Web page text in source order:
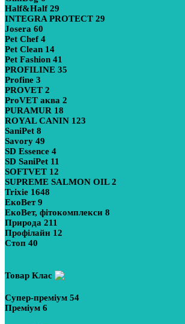
Half&Half 29
INTEGRA PROTECT 29
Josera 60
Pet Chef 4
Pet Clean 14
Pet Fashion 41
PROFILINE 35
Profine 3
PROVET 2
ProVET аква 2
PURAMUR 18
ROYAL CANIN 123
SaniPet 8
Savory 49
SD Essence 4
SD SaniPet 11
SOFTVET 12
SUPREME SALMON OIL2
Trixie 1648
ЕкоВет9
ЕкоВет, фітокомплекси 8
Природа 211
Профілайн 12
Стоп 40
Товар Клас
Супер-преміум 54
Преміум 6